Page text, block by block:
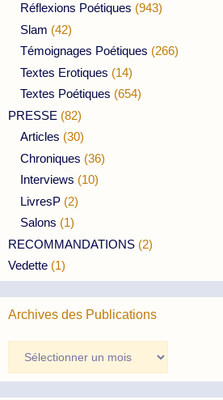
Réflexions Poétiques (943)
Slam (42)
Témoignages Poétiques (266)
Textes Erotiques (14)
Textes Poétiques (654)
PRESSE (82)
Articles (30)
Chroniques (36)
Interviews (10)
LivresP (2)
Salons (1)
RECOMMANDATIONS (2)
Vedette (1)
Archives des Publications
des
Publications